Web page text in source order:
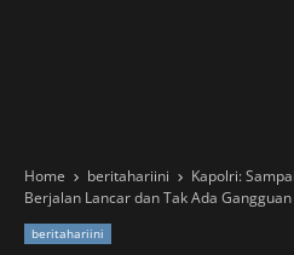
Home beritahariini
Kapolri:
Berjalan Lancar dan Tak Ada Gangguan
beritahariini